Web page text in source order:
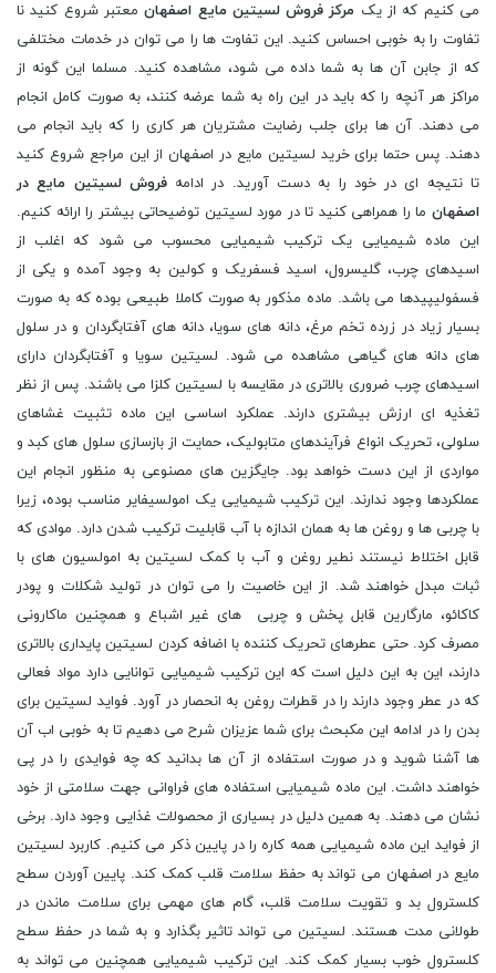
می کنیم که از یک مرکز فروش لسیتین مایع اصفهانمعتبر شروع کنید نا
تفاوت را به خوبی احساس کنید. این تفاوت ها را می توان در خدمات مختلفی
که از جابن آن ها به شما داده می شود، مشاهده کنید. مسلما این گونه از
مراکز هر آنچه را که باید در این راه به شما عرضه کنند، به صورت کامل انجام
می دهند. آن ها برای جلب رضایت مشتریان هر کاری را که باید انجام می
دهند. پس حتما برای خرید لسیتین مایع در اصفهان از این مراجع شروع کنید
تا نتیجه ای در خود را به دست آورید. در ادامهفروش لسیتین مایع در
اصفهان ما را همراهی کنید تا در مورد لسیتین توضیحاتی بیشتر را ارائه کنیم.
این ماده شیمیایی یک ترکیب شیمیایی محسوب می شود که اغلب از
اسیدهای چرب، گلیسرول، اسید فسفریک و کولین به وجود آمده و یکی از
فسفولیپیدها می باشد. ماده مذکور به صورت کاملا طبیعی بوده که به صورت
بسیار زیاد در زرده تخم مرغ، دانه های سویا، دانه های آفتابگردان و در سلول
های دانه های گیاهی مشاهده می شود. لسیتین سویا و آفتابگردان دارای
اسیدهای چرب ضروری بالاتری در مقایسه با لسیتین کلزا می باشند. پس از نظر
تغذیه ای ارزش بیشتری دارند. عملکرد اساسی این ماده تثبیت غشاهای
سلولی، تحریک انواع فرآیندهای متابولیک، حمایت از بازسازی سلول های کبد و
مواردی از این دست خواهد بود. جایگزین های مصنوعی به منظور انجام این
عملکردها وجود ندارند. این ترکیب شیمیایی یک امولسیفایر مناسب بوده، زیرا
با چربی ها و روغن ها به همان اندازه با آب قابلیت ترکیب شدن دارد. موادی که
قابل اختلاط نیستند نطیر روغن و آب با کمک لسیتین به امولسیون های با
ثبات مبدل خواهند شد. از این خاصیت را می توان در تولید شکلات و پودر
کاکائو، مارگارین قابل پخش و چربی های غیر اشباع و همچنین ماکارونی
مصرف کرد. حتی عطرهای تحریک کننده با اضافه کردن لسیتین پایداری بالاتری
دارند، این به این دلیل است که این ترکیب شیمیایی توانایی دارد مواد فعالی
که در عطر وجود دارند را در قطرات روغن به انحصار در آورد. فواید لسیتین برای
بدن را در ادامه این مکبحث برای شما عزیزان شرح می دهیم تا به خوبی اب آن
ها آشنا شوید و در صورت استفاده از آن ها بدانید که چه فوایدی را در پی
خواهند داشت. این ماده شیمیایی استفاده های فراوانی جهت سلامتی از خود
نشان می دهند. به همین دلیل در بسیاری از محصولات غذایی وجود دارد. برخی
از فواید این ماده شیمیایی همه کاره را در پایین ذکر می کنیم. کاربرد لسیتین
مایع در اصفهان می تواند به حفظ سلامت قلب کمک کند. پایین آوردن سطح
کلسترول بد و تقویت سلامت قلب، گام های مهمی برای سلامت ماندن در
طولانی مدت هستند. لسیتین می تواند تاثیر بگذارد و به شما در حفظ سطح
کلسترول خوب بسیار کمک کند. این ترکیب شیمیایی همچنین می تواند به